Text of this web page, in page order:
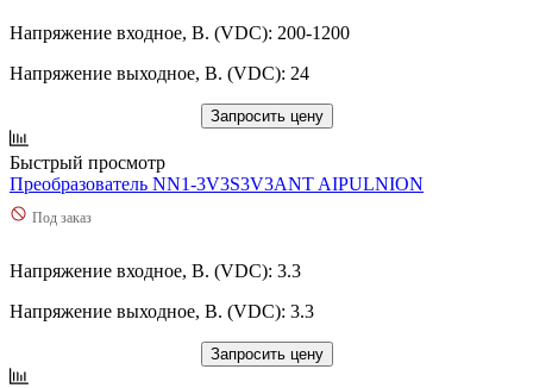
Напряжение входное, В. (VDC): 200-1200
Напряжение выходное, В. (VDC): 24
Запросить цену
Быстрый просмотр
Преобразователь NN1-3V3S3V3ANT AIPULNION
Под заказ
Напряжение входное, В. (VDC): 3.3
Напряжение выходное, В. (VDC): 3.3
Запросить цену